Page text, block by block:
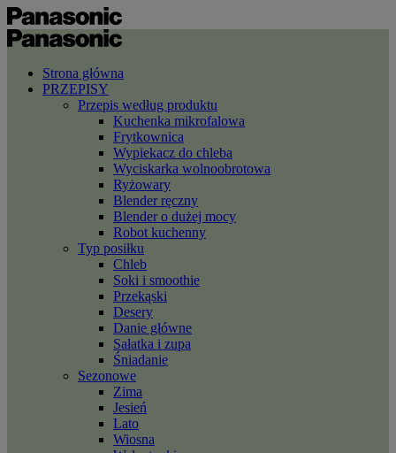
Strona główna
PRZEPISY
Przepis według produktu
Kuchenka mikrofalowa
Frytkownica
Wypiekacz do chleba
Wyciskarka wolnoobrotowa
Ryżowary
Blender ręczny
Blender o dużej mocy
Robot kuchenny
Typ posiłku
Chleb
Soki i smoothie
Przekąski
Desery
Danie główne
Sałatka i zupa
Śniadanie
Sezonowe
Zima
Jesień
Lato
Wiosna